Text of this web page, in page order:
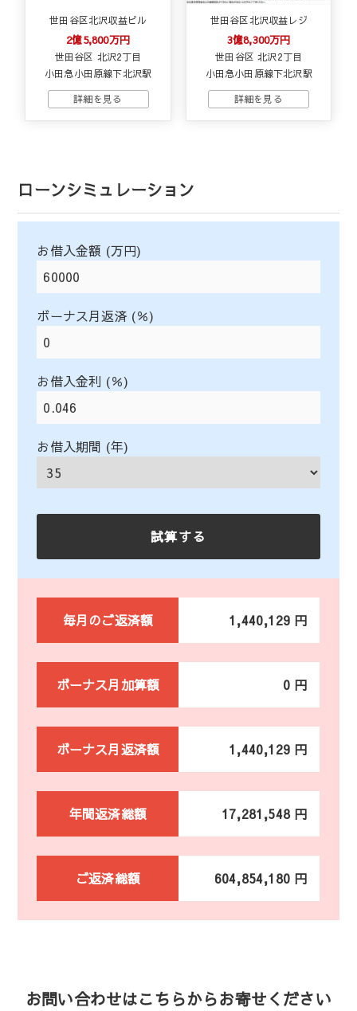
世田谷区北沢収益ビル
2億5,800万円
世田谷区 北沢2丁目
小田急小田原線下北沢駅
世田谷区北沢収益レジ
3億8,300万円
世田谷区 北沢2丁目
小田急小田原線下北沢駅
ローンシミュレーション
お借入金額 (万円)
ボーナス月返済 (％)
お借入金利 (％)
お借入期間 (年)
毎月のご返済額 1,440,129 円
ボーナス月加算額 0 円
ボーナス月返済額 1,440,129 円
年間返済総額 17,281,548 円
ご返済総額 604,854,180 円
お問い合わせはこちらからお寄せください